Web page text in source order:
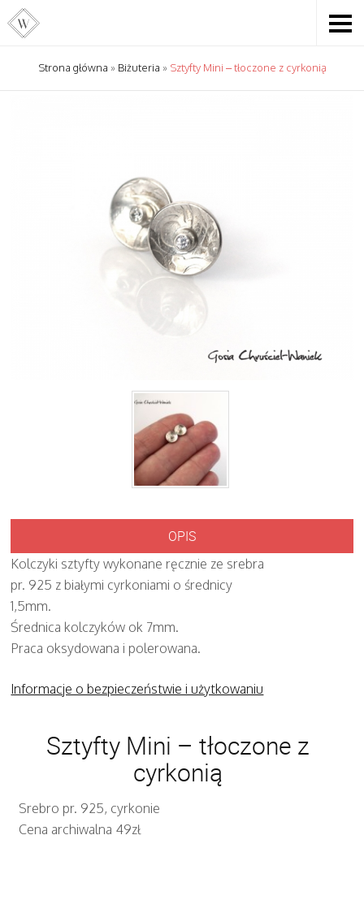
Strona główna » Biżuteria » Sztyfty Mini – tłoczone z cyrkonią
OPIS
Kolczyki sztyfty wykonane ręcznie ze srebra
pr. 925 z białymi cyrkoniami o średnicy
1,5mm.
Średnica kolczyków ok 7mm.
Praca oksydowana i polerowana.
Informacje o bezpieczeństwie i użytkowaniu
Sztyfty Mini – tłoczone z
cyrkonią
Srebro pr. 925, cyrkonie
Cena archiwalna 49zł